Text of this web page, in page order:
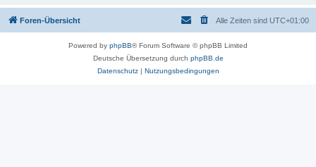
Foren-Übersicht Alle Zeiten sind UTC+01:00
Powered by phpBB® Forum Software © phpBB Limited
Deutsche Übersetzung durch phpBB.de
Datenschutz| Nutzungsbedingungen